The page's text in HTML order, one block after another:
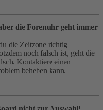
die Forenuhr geht immer
die Zeitzone richtig
noch falsch ist, geht die
Kontaktiere einen
beheben kann.
nicht zur Auswahl!